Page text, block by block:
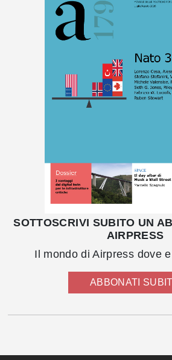
SOTTOSCRIVI SUBITO UN
AIRPRESS
Il mondo di Airpress dove
ABBONATI